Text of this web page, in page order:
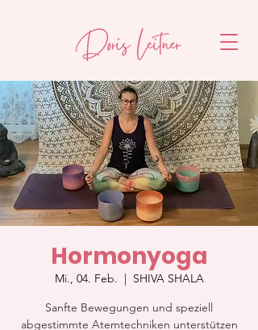
Hormonyoga
Mi., 04. Feb.
  |
SHIVA SHALA
Sanfte Bewegungen und speziell
abgestimmte Atemtechniken unterstützen